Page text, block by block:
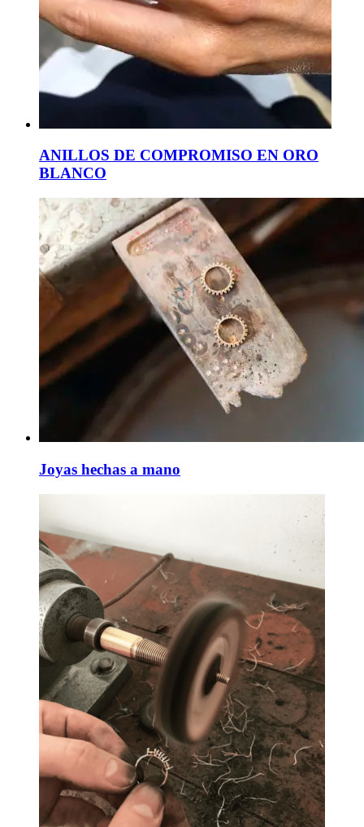
ANILLOS DE COMPROMISO EN ORO
BLANCO
Joyas hechas a mano